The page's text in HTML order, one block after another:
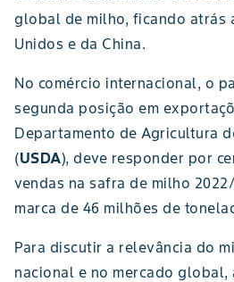
global de milho, ficando atrás
Unidos e da China.
No comércio internacional, o
segunda posição em
Departamento de Agricultura
(USDA), deve responder por
vendas na safra de milho
marca de 46 milhões de
Para discutir a relevância do
nacional e no mercado global,